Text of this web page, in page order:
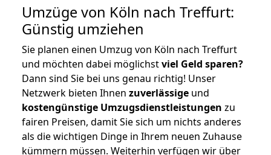
Umzüge von Köln nach Treffurt:
Günstig umziehen
Sie planen einen Umzug von Köln nach Treffurt
und möchten dabei möglichstviel Geld sparen?
Dann sind Sie bei uns genau richtig! Unser
Netzwerk bieten Ihnen zuverlässige und
kostengünstige Umzugsdienstleistungen zu
fairen Preisen, damit Sie sich um nichts anderes
als die wichtigen Dinge in Ihrem neuen Zuhause
kümmern müssen. Weiterhin verfügen wir über